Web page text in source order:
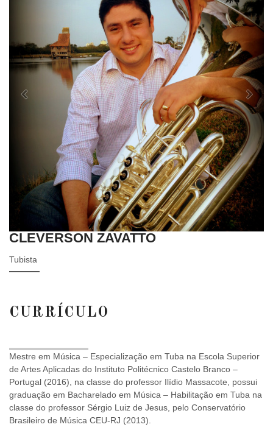
Next
CLEVERSON ZAVATTO
Tubista
CURRÍCULO
Mestre em Música – Especialização em Tuba na Escola Superior
de Artes Aplicadas do Instituto Politécnico Castelo Branco –
Portugal (2016), na classe do professor Ilídio Massacote, possui
graduação em Bacharelado em Música – Habilitação em Tuba na
classe do professor Sérgio Luiz de Jesus, pelo Conservatório
Brasileiro de Música CEU-RJ (2013).